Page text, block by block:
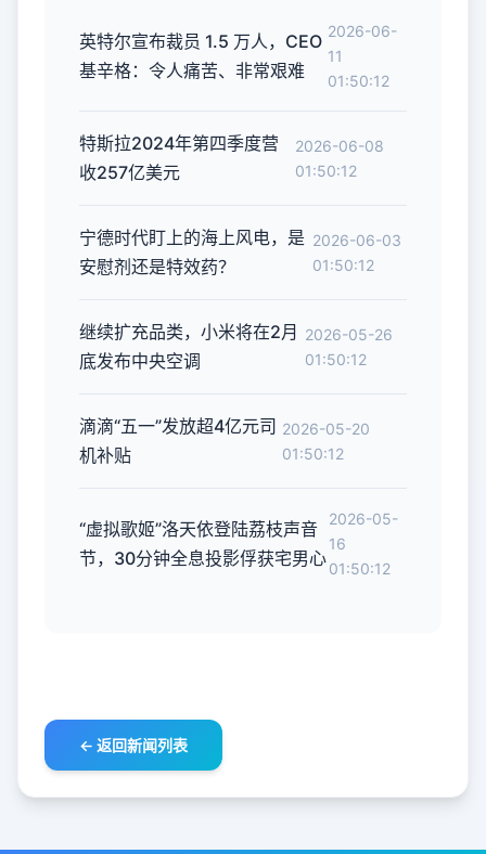
英特尔宣布裁员 1.5 万人，CEO
基辛格：令人痛苦、非常艰难
2026-06-
11
01:50:12
特斯拉2024年第四季度营
收257亿美元
2026-06-08
01:50:12
宁德时代盯上的海上风电，是
安慰剂还是特效药？
2026-06-03
01:50:12
继续扩充品类，小米将在2月
底发布中央空调
2026-05-26
01:50:12
滴滴“五一”发放超4亿元司
机补贴
2026-05-20
01:50:12
“虚拟歌姬”洛天依登陆荔枝声音
节，30分钟全息投影俘获宅男心
2026-05-
16
01:50:12
← 返回新闻列表